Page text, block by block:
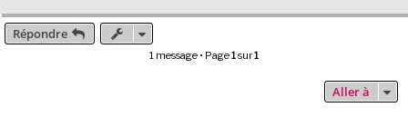
u
Répondre
1 message • Page1sur1
Aller à